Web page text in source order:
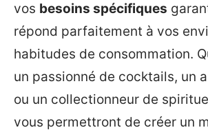
vos besoins spécifiques
répond parfaitement à vos
habitudes de consommation.
un passionné de cocktails, un
ou un collectionneur de
vous permettront de créer un